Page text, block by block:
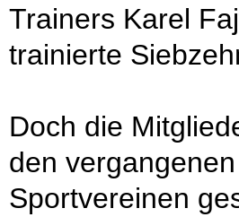
Trainers Karel
trainierte
Doch die
den
Sportvereinen